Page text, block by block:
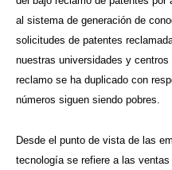
al sistema de generación de
solicitudes de patentes
nuestras universidades y
reclamo se ha duplicado con
números siguen siendo pobres.
Desde el punto de vista de las
tecnología se refiere a las